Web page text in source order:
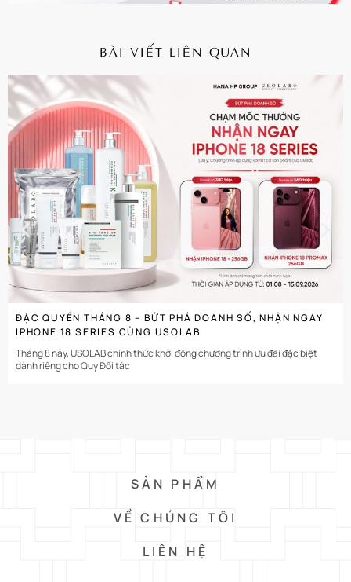
BÀI VIẾT LIÊN QUAN
CHI TIẾT
ĐẶC QUYỀN THÁNG 8 – BỨT PHÁ DOANH SỐ, NHẬN NGAY
IPHONE 18 SERIES CÙNG USOLAB
Tháng 8 này, USOLAB chính thức khởi động chương trình ưu đãi đặc biệt
dành riêng cho Quý Đối tác
SẢN PHẨM
VỀ CHÚNG TÔI
LIÊN HỆ